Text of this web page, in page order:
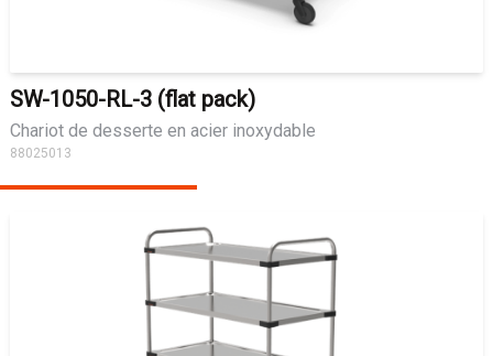
SW-1050-RL-3 (flat pack)
Chariot de desserte en acier inoxydable
88025013